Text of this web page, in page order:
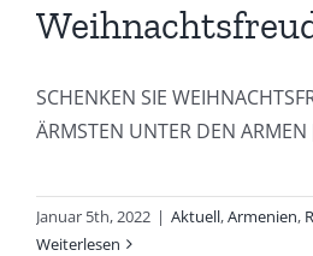
SCHENKEN SIE
ÄRMSTEN UNTER DEN ARMEN
Januar 5th, 2022 | Aktuell,Armenien,
Weiterlesen